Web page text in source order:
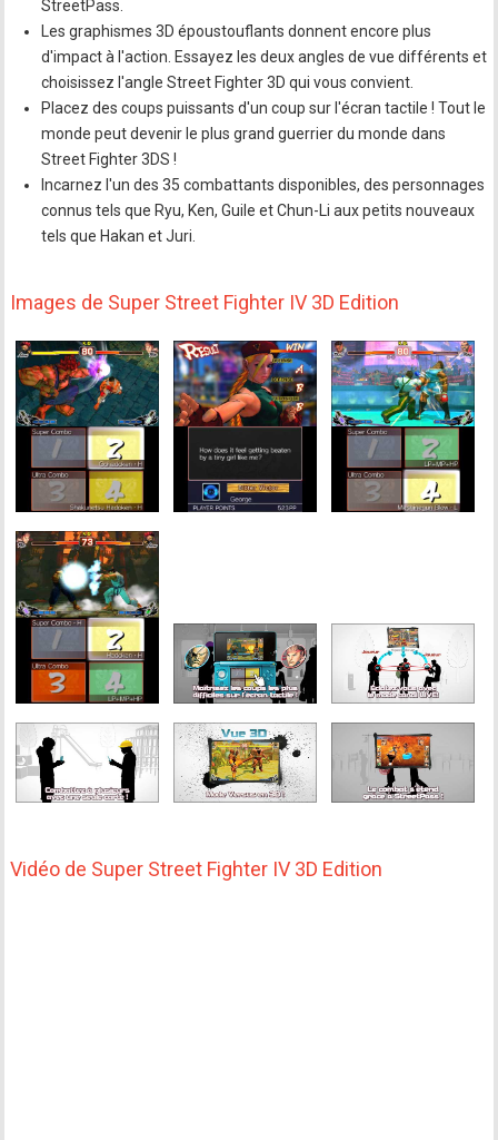
StreetPass.
Les graphismes 3D époustouflants donnent encore plus
d'impact à l'action. Essayez les deux angles de vue différents et
choisissez l'angle Street Fighter 3D qui vous convient.
Placez des coups puissants d'un coup sur l'écran tactile ! Tout le
monde peut devenir le plus grand guerrier du monde dans
Street Fighter 3DS !
Incarnez l'un des 35 combattants disponibles, des personnages
connus tels que Ryu, Ken, Guile et Chun-Li aux petits nouveaux
tels que Hakan et Juri.
Images de Super Street Fighter IV 3D Edition
Vidéo de Super Street Fighter IV 3D Edition